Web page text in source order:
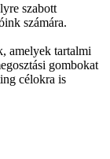
szabott
számára.
amelyek tartalmi
gombokat
célokra is